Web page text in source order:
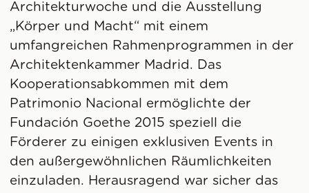
Architekturwoche und die Ausstellung
„Körper und Macht“ mit einem
umfangreichen Rahmenprogrammen in der
Architektenkammer Madrid. Das
Kooperationsabkommen mit dem
Patrimonio Nacional ermöglichte der
Fundación Goethe 2015 speziell die
Förderer zu einigen exklusiven Events in
den außergewöhnlichen Räumlichkeiten
einzuladen. Herausragend war sicher das